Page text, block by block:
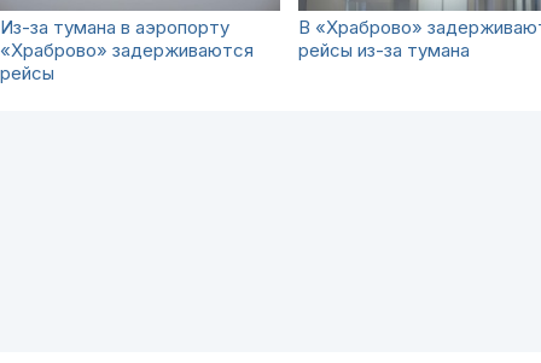
Из-за тумана в аэропорту
«Храброво» задерживаются
рейсы
В «Храброво»
рейсы из-за тумана